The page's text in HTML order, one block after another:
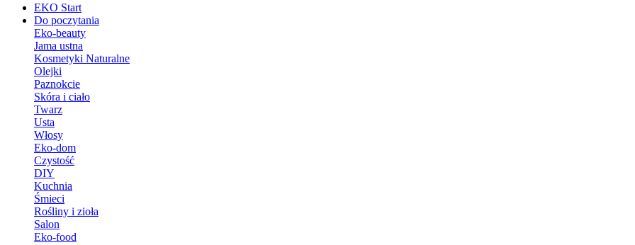
EKO Start
Do poczytania
Eko-beauty
Jama ustna
Kosmetyki Naturalne
Olejki
Paznokcie
Skóra i ciało
Twarz
Usta
Włosy
Eko-dom
Czystość
DIY
Kuchnia
Śmieci
Rośliny i zioła
Salon
Eko-food